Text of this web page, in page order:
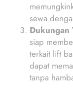
sewa
Dukungan
siap
terkait lift
dapat
tanpa